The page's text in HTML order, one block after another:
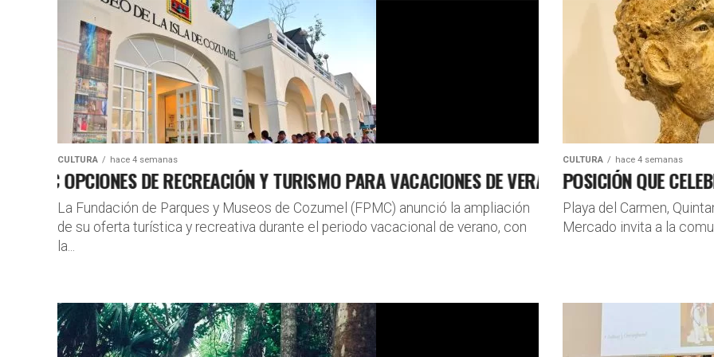
CULTURA hace 4 semanas
OPCIONES DE RECREACIÓN Y TURISMO PARA VACACIONES DE VERANO
La Fundación de Parques y Museos de Cozumel (FPMC) anunció la ampliación
de su oferta turística y recreativa durante el periodo vacacional de verano, con
la...
CULTURA hace 4 semanas
ESTELA, LA EXPOSICIÓN QUE CELEBRA
Playa del Carmen,
Mercado invita a la